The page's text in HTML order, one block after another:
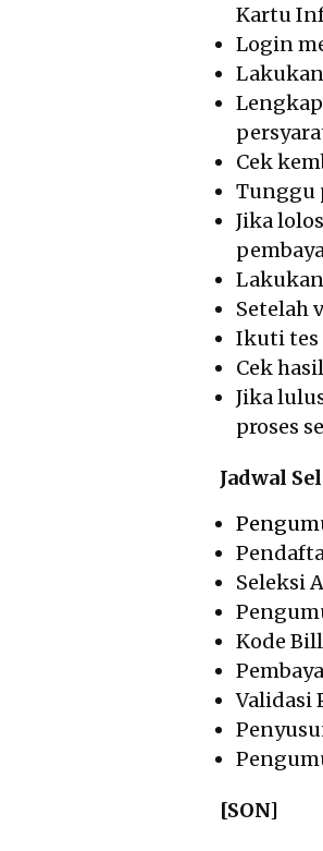
Kartu
Login
Cek
Tunggu
Jika
Setelah
Ikuti tes
Cek
Jika
proses
Jadwal
Seleksi
Kode
Validasi
[SON]